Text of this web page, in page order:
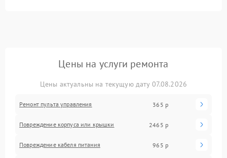
Цены на услуги ремонта
Цены актуальны на текущую дату 07.08.2026
Ремонт пульта управления 365 р
Повреждение корпуса или крышки 2465 р
Повреждение кабеля питания 965 р